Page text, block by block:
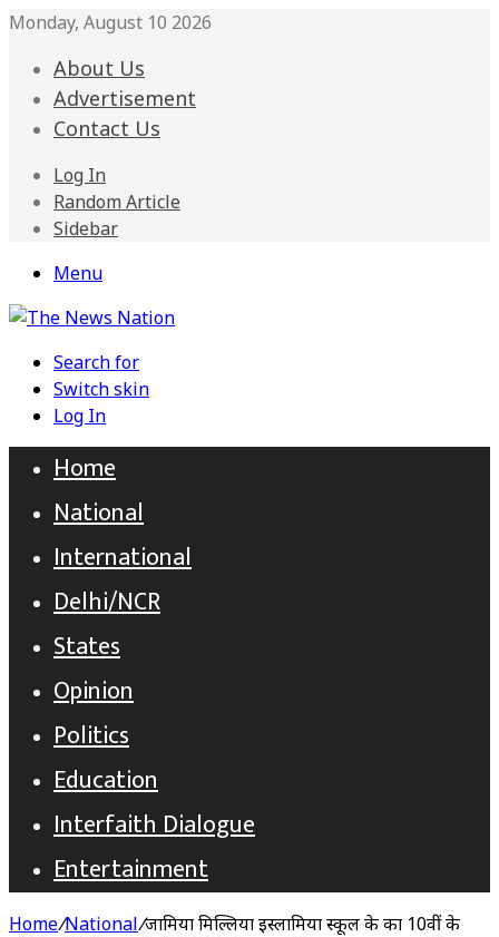
Monday, August 10 2026
About Us
Advertisement
Contact Us
Log In
Random Article
Sidebar
Menu
Search for
Switch skin
Log In
Home
National
International
Delhi/NCR
States
Opinion
Politics
Education
Interfaith Dialogue
Entertainment
Home/National/जामिया मिल्लिया इस्लामिया स्कूल के कक्षा 10वीं के